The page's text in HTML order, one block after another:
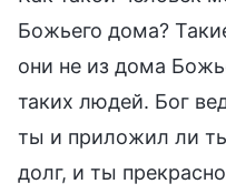
Божьего дома?
они не из дома
таких людей. Бог
ты и приложил ли
долг, и ты